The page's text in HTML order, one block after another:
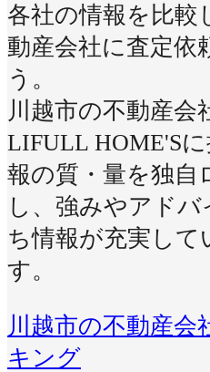
各社の情報を比較
動産会社に査定依
う。
川越市の不動産会
LIFULL HOME'S
報の質・量を独自
し、強みやアド
ち情報が充実して
す。
川越市の不動産会
キング